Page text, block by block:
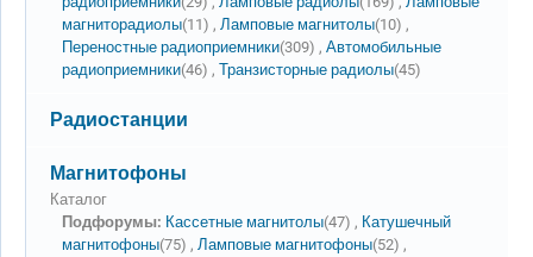
магниторадиолы(11) , Ламповые магнитолы(10) ,
Переностные радиоприемники(309) , Автомобильные
радиоприемники(46) , Транзисторные радиолы(45)
Нет новых сообщений
Радиостанции
Нет новых сообщений
Магнитофоны
Каталог
Подфорумы: Кассетные магнитолы(47) , Катушечный
магнитофоны(75) , Ламповые магнитофоны(52) ,